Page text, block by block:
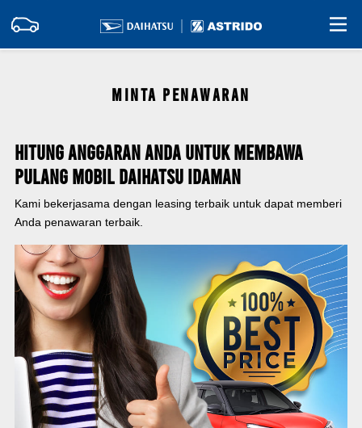
MINTA PENAWARAN
Hitung Anggaran Anda Untuk Membawa
Pulang Mobil Daihatsu Idaman
Kami bekerjasama dengan leasing terbaik untuk dapat memberi
Anda penawaran terbaik.